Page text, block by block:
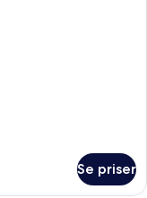
Se priser